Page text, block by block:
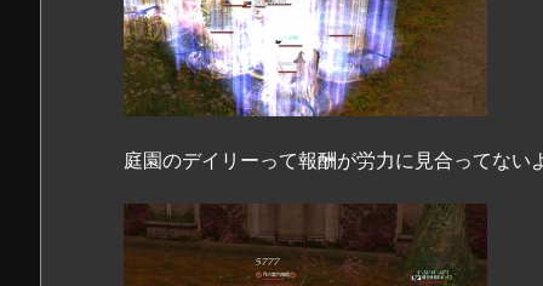
庭園のデイリーって報酬が労力に見合ってない